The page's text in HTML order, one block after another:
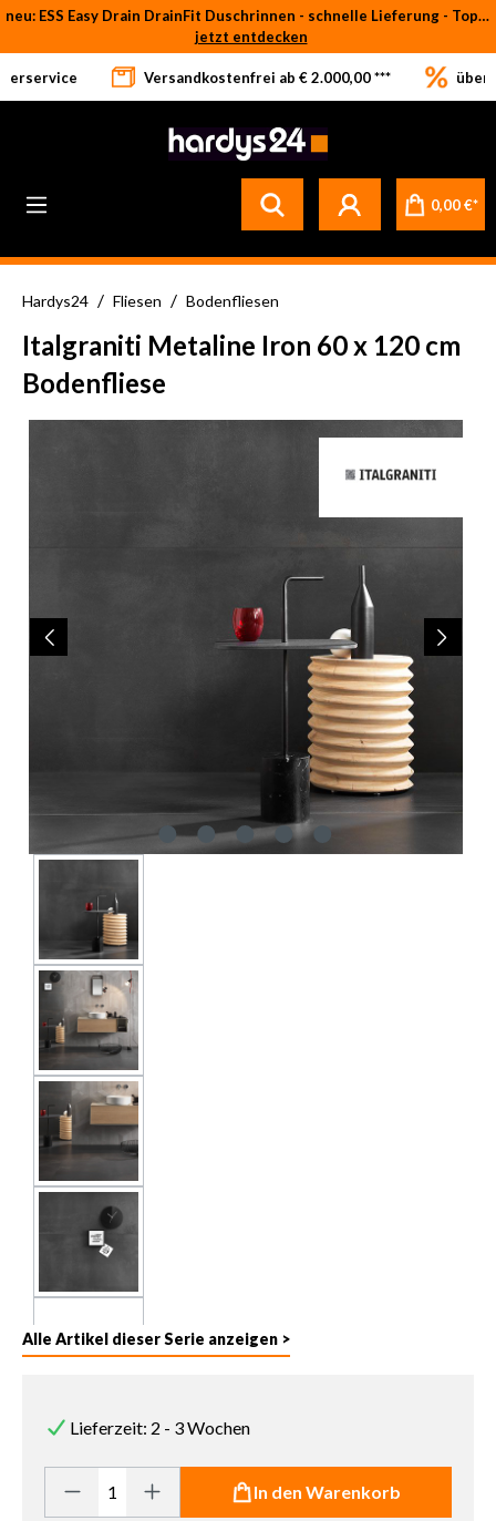
Zum Hauptinhalt springen
neu: ESS Easy Drain DrainFit Duschrinnen - schnelle Lieferung - Top-Preise
jetzt entdecken
Versandkostenfrei ab € 2.000,00 *** über
0,00 €*
Hardys24 / Fliesen / Bodenfliesen
Italgraniti Metaline Iron 60 x 120 cm
Bodenfliese
Alle Artikel dieser Serie anzeigen >
Lieferzeit: 2 - 3 Wochen
Produkt Anzahl: Gib den gewünschten Wert ein oder benutze
In den Warenkorb